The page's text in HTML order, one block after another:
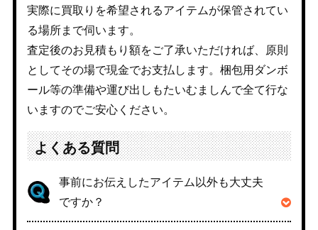
実際に買取りを希望されるアイテムが保管されてい
る場所まで伺います。
査定後のお見積もり額をご了承いただければ、原則
としてその場で現金でお支払します。梱包用ダンボ
ール等の準備や運び出しもたいむましんで全て行な
いますのでご安心ください。
よくある質問
事前にお伝えしたアイテム以外も大丈夫
ですか？